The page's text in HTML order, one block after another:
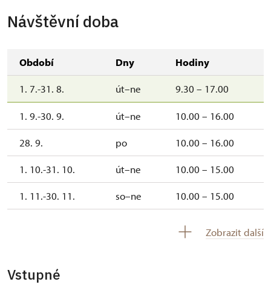
Návštěvní doba
Období Dny Hodiny
1. 7.-31. 8. út–ne 9.30 – 17.00
1. 9.-30. 9. út–ne 10.00 – 16.00
28. 9. po 10.00 – 16.00
1. 10.-31. 10. út–ne 10.00 – 15.00
1. 11.-30. 11. so–ne 10.00 – 15.00
10.00 – 15.00
Zobrazit další
Vstupné